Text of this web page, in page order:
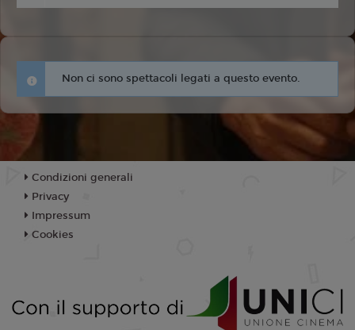
Non ci sono spettacoli legati a questo evento.
Condizioni generali
Privacy
Impressum
Cookies